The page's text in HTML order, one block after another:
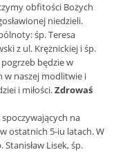
obfitości Bożych
niedzieli.
śp. Teresa
z ul. Krężnickiej i śp.
będzie w
w naszej modlitwie i
i miłości.Zdrowaś
na
ostatnich 5-iu latach. W
Lisek, śp.